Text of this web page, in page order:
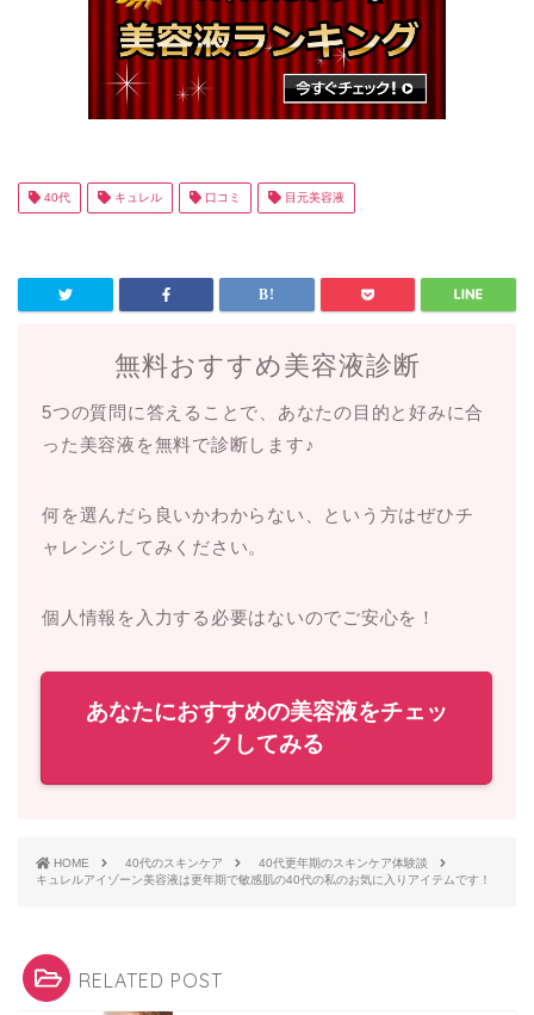
40代 キュレル 口コミ 目元美容液
無料おすすめ美容液診断
5つの質問に答えることで、あなたの目的と好みに合
った美容液を無料で診断します♪
何を選んだら良いかわからない、という方はぜひチ
ャレンジしてみください。
個人情報を入力する必要はないのでご安心を！
あなたにおすすめの美容液をチェッ
クしてみる
HOME 40代のスキンケア
40代更年期のスキンケア体験談
キュレルアイゾーン美容液は更年期で敏感肌の40代の私のお気に入りアイテムです！
RELATED POST